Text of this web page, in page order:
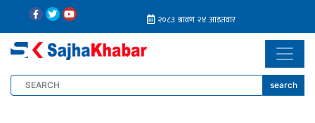
search